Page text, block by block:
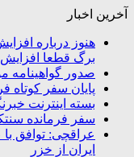
آخرین اخبار
هنوز درباره
برگ قطعا افزایش
صدور گواهینامه
پایان سفر کوتاه
بسته اینترنت
سفر فرمانده
ایران از خزر